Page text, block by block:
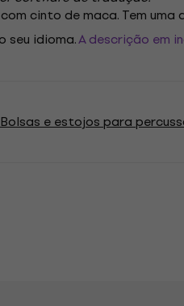
cinto de maca. Tem
seu idioma.A descrição em
e estojos para